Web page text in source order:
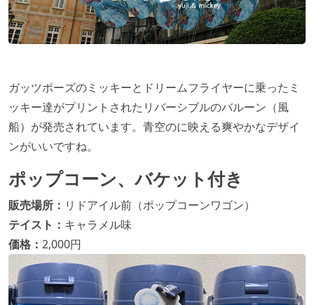
ガッツポーズのミッキーとドリームフライヤーに乗ったミ
ッキー達がプリントされたリバーシブルのバルーン（風
船）が発売されています。青空のに映える爽やかなデザイ
ンがいいですね。
ポップコーン、バケット付き
販売場所： リドアイル前（ポップコーンワゴン）
テイスト： キャラメル味
価格： 2,000円